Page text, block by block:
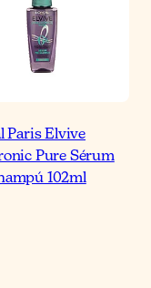
Paris Elvive
Pure Sérum
102ml